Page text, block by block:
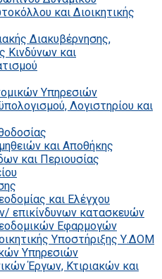
και Διοικητικής
Διακυβέρνησης,
Κινδύνων και
Υπηρεσιών
Λογιστηρίου και
και Αποθήκης
και Περιουσίας
και Ελέγχου
επικίνδυνων κατασκευών
Εφαρμογών
Υποστήριξης Υ.ΔΟΜ
Υπηρεσιών
Έργων, Κτιριακών και